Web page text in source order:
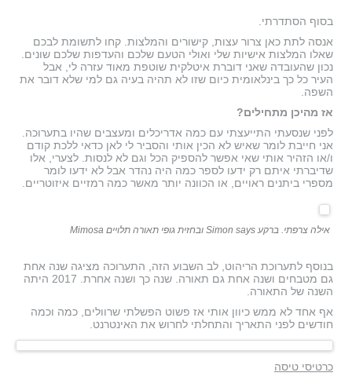
בסוף הסתדרתי.
אנסה לתת כאן צרור עצות, קישורים והמלצות. קחו לתשומת לבכם
שאלו המלצות אישיות שלי ואולי הטעם שלכם והעדפות שלכם שונים.
נכון שהעובדה שאני דוברת איטלקית שוטפת מאוד עזרה לי, אבל
העיר כל כך בינלאומית כיום שזו לא תהיה בעיה גם למי שלא דובר את
השפה.
אז מהיכן מתחילים?
לפני שנסעתי התייעצתי עם כמה אדריכלים ומעצבים שהיו בתערוכה.
אני חייבת לומר שאיש לא הכין אותי והסביר לי לאן כדאי ללכת קודם
ו/או הזהיר אותי שאי אפשר להספיק הכל וגם לא לנסות. לצערי, אלו
שדיברתי איתם רק ידעו לספר כמה היה נהדר אבל לא ידעו לומר
מספרי ביתנים ראויים, או הכוונה יותר מאשר כמה רמזיים איזוטריים.
אילה צרפתי. ברקע Simon says ובחזית גופי תאורה תלויים Mimosa
בנוסף לתערוכת הריהוט, לב השבוע הזה, התערוכה מציגה שנה אחת
גם מטבחים ושנה אחת גם תאורה. שנה כך ושנה אחרת. 2017 היתה
השנה של התאורה.
אף אחד לא ממש כיוון אותי אז פשוט הפשלתי שרוולים, כמה וכמה
חודשים לפני התאריך והתחלתי לחרוש את האינטרנט.
כרטיסי טיסה